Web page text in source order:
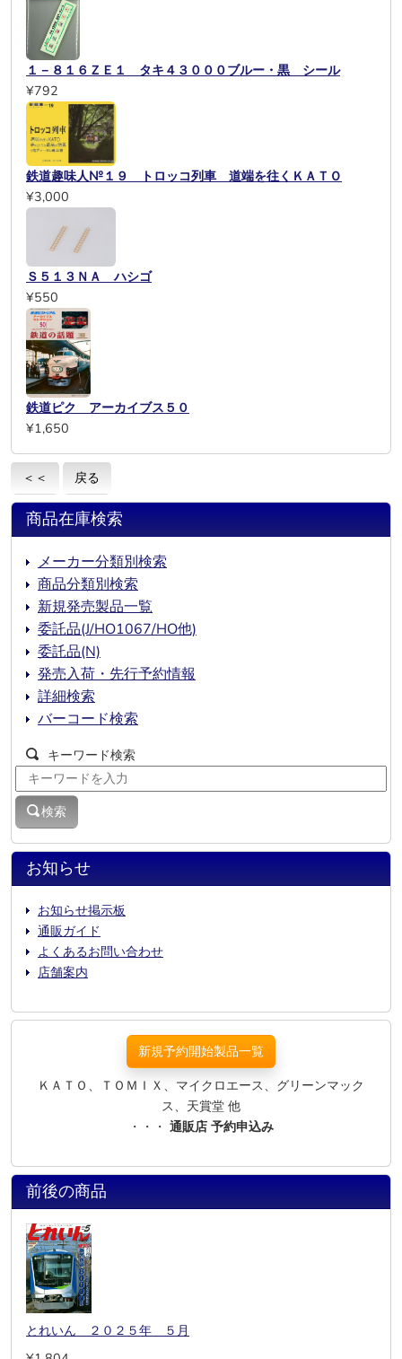
１－８１６ＺＥ１ タキ４３０００ブルー・黒 シール
¥792
鉄道趣味人№１９ トロッコ列車 道端を往くＫＡＴＯ
¥3,000
Ｓ５１３ＮＡ ハシゴ
¥550
鉄道ピク アーカイブス５０
¥1,650
＜＜ 戻る
お知らせ
お知らせ掲示板
通販ガイド
よくあるお問い合わせ
店舗案内
商品在庫検索
メーカー分類別検索
商品分類別検索
新規発売製品一覧
委託品(J/HO1067/HO他)
委託品(N)
発売入荷・先行予約情報
詳細検索
バーコード検索
キーワード検索
検索
新規予約開始製品一覧
ＫＡＴＯ、ＴＯＭＩＸ、マイクロエース、グリーンマック
ス、天賞堂 他
・・・ 通販店 予約申込み
前後の商品
とれいん ２０２５年 ５月